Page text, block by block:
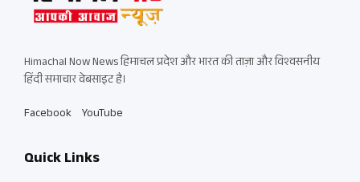
Himachal Now News हिमाचल प्रदेश और भारत की ताज़ा और विश्वसनीय
हिंदी समाचार वेबसाइट है।
Facebook YouTube
Quick Links